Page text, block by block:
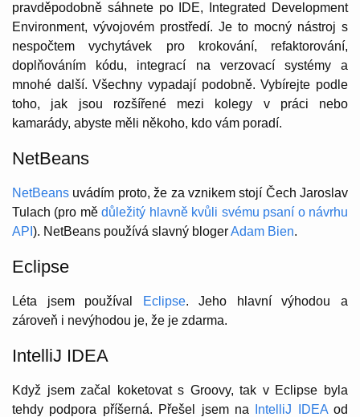
pravděpodobně sáhnete po IDE, Integrated Development
Environment, vývojovém prostředí. Je to mocný nástroj s
nespočtem vychytávek pro krokování, refaktorování,
doplňováním kódu, integrací na verzovací systémy a
mnohé další. Všechny vypadají podobně. Vybírejte podle
toho, jak jsou rozšířené mezi kolegy v práci nebo
kamarády, abyste měli někoho, kdo vám poradí.
NetBeans
NetBeans uvádím proto, že za vznikem stojí Čech Jaroslav
Tulach (pro mědůležitý hlavně kvůli svému psaní o návrhu
API ). NetBeans používá slavný blogerAdam Bien.
Eclipse
Léta jsem používal Eclipse. Jeho hlavní výhodou a
zároveň i nevýhodou je, že je zdarma.
IntelliJ IDEA
Když jsem začal koketovat s Groovy, tak v Eclipse byla
tehdy podpora příšerná. Přešel jsem na
IntelliJ IDEAod